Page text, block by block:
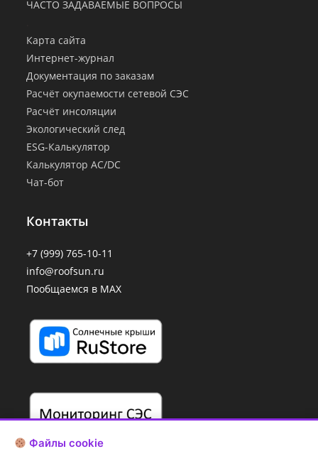
ЧАСТО ЗАДАВАЕМЫЕ ВОПРОСЫ
Карта сайта
Интернет-журнал
Документация по заказам
Расчёт окупаемости сетевой СЭС
Расчёт инсоляции
Экологический след
ESG-Калькулятор
Калькулятор AC/DC
Чат-бот
Контакты
+7 (999) 765-10-11
info@roofsun.ru
Пообщаемся в MAX
Файлы cookie